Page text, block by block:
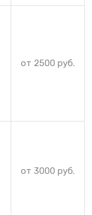
от 2500 руб.
от 3000 руб.